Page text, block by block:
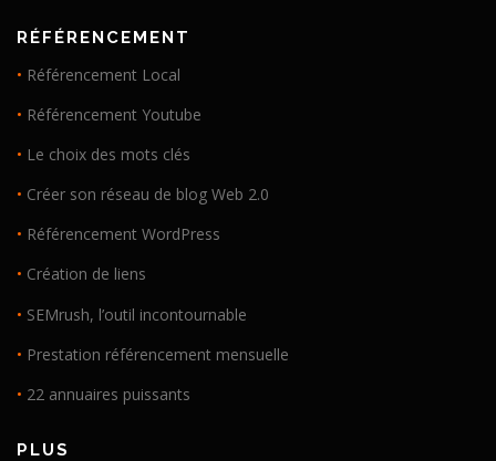
RÉFÉRENCEMENT
• Référencement Local
• Référencement Youtube
• Le choix des mots clés
• Créer son réseau de blog Web 2.0
• Référencement WordPress
• Création de liens
• SEMrush, l’outil incontournable
• Prestation référencement mensuelle
• 22 annuaires puissants
PLUS